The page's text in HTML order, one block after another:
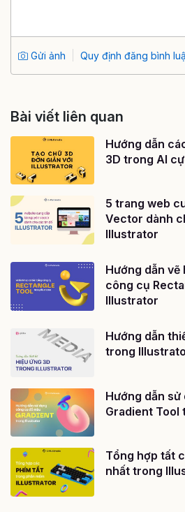
Gửi ảnh Quy định đăng bình
Bài viết liên quan
Hướng dẫn
3D trong AI
5 trang web
Vector dành
Illustrator
Hướng dẫn
công cụ
Illustrator
Hướng dẫn
trong
Hướng dẫn
Gradient
Tổng hợp tất
nhất trong